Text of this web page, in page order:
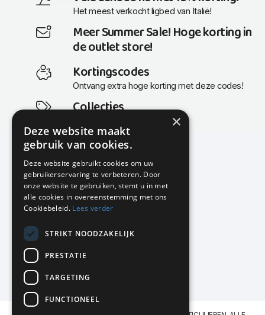
Het meest verkocht ligbed van Italië!
Meer Summer Sale! Hoge korting in
de outlet store!
Kortingscodes
Ontvang extra hoge korting met deze codes!
Collecties
Actuele en populaire collecties
KMP Kantoormeubilair
Airport Business Park
Frankfurtstraat 29-31
1175 RH Lijnden
020-617 01 26
info@kmpkantoormeubilair.nl
Facebook
Instagram
×
Deze website maakt
gebruik van cookies.
Deze website gebruikt cookies om uw
gebruikerservaring te verbeteren. Door
onze website te gebruiken, stemt u in met
alle cookies in overeenstemming met ons
Cookiebeleid. Lees verder
STRIKT NOODZAKELIJK
PRESTATIE
TARGETING
FUNCTIONEEL